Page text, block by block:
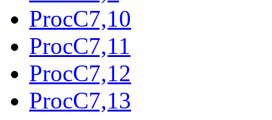
ProcC7,10
ProcC7,11
ProcC7,12
ProcC7,13